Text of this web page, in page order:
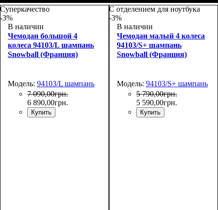
67х45х26
55х39х22
Суперкачество
-3%
В наличии
Чемодан большой 4
колеса 94103/L шампань
Snowball (Франция)
Модель: 94103/L шампань
7 090,00грн.
6 890,00грн.
Купить
С отделением для ноутбука
-3%
В наличии
Чемодан малый 4 колеса
94103/S+ шампань
Snowball (Франция)
Модель: 94103/S+ шампань
5 790,00грн.
5 590,00грн.
Купить